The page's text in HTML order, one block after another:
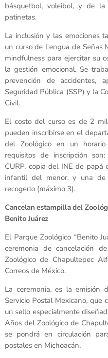
básquetbol, voleibol, y de
patinetas.
La inclusión y las emociones
un curso de Lengua de Señas
mindfulness para ejercitar su
la gestión emocional. Se
prevención de accidentes,
Seguridad Pública (SSP) y la
Civil.
El costo del curso es de 2
pueden inscribirse en el
del Zoológico en un
requisitos de inscripción
CURP, copia del INE de papá
infantil del menor, y una de
recogerlo (máximo 3).
Cancelan estampilla del
Benito Juárez
El Parque Zoológico “Benito
ceremonia de cancelación
Zoológico de Chapultepec
Correos de México.
La ceremonia, es la emisión
Servicio Postal Mexicano,
un sello especialmente
Años del Zoológico de
se pondrá en circulación
postales en Michoacán.